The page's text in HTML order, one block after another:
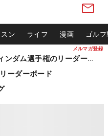
メルマガ登録
ン ライフ 漫画 ゴル
松山英樹ら出場 ウィンダム選手権のリーダーボード
ーダーボード